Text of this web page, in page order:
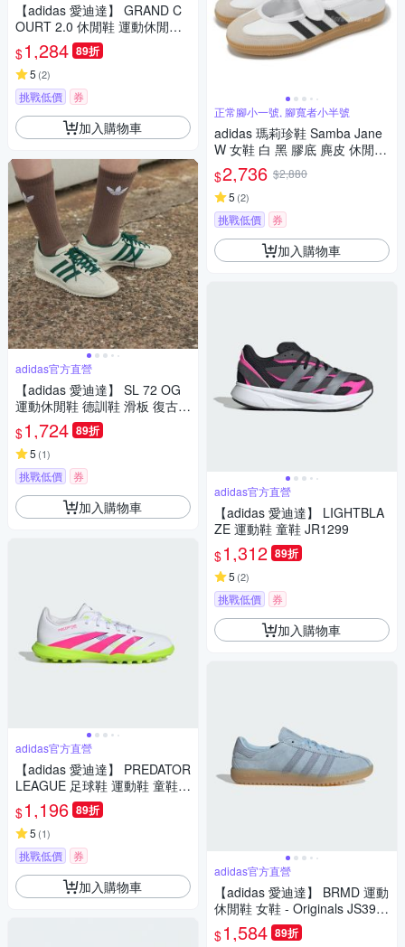
【adidas 愛迪達】 GRAND C
OURT 2.0 休閒鞋 運動休閒鞋
男鞋/女鞋 GW9195
$1,284 89折
5 (2)
挑戰低價 券
加入購物車
adidas官方直營
【adidas 愛迪達】 SL 72 OG
運動休閒鞋 德訓鞋 滑板 復古
女鞋 - Originals IF1940
$1,724 89折
5 (1)
挑戰低價 券
加入購物車
adidas官方直營
【adidas 愛迪達】 PREDATOR
LEAGUE 足球鞋 運動鞋 童鞋 I
D3801
$1,196 89折
5 (1)
挑戰低價 券
加入購物車
正常腳小一號, 腳寬者小半號
adidas 瑪莉珍鞋 Samba Jane
W 女鞋 白 黑 膠底 麂皮 休閒鞋
復古 愛迪達 JR1402
$2,736 $2,880
5 (2)
挑戰低價 券
加入購物車
adidas官方直營
【adidas 愛迪達】 LIGHTBLA
ZE 運動鞋 童鞋 JR1299
$1,312 89折
5 (2)
挑戰低價 券
加入購物車
adidas官方直營
【adidas 愛迪達】 BRMD 運動
休閒鞋 女鞋 - Originals JS397
$1,584 89折